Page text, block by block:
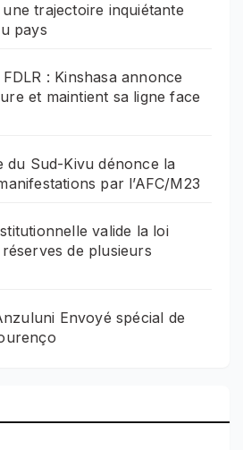
trajectoire inquiétante
pays
: Kinshasa annonce
et maintient sa ligne face
du Sud-Kivu dénonce la
par l’AFC/M23
valide la loi
de plusieurs
Envoyé spécial de